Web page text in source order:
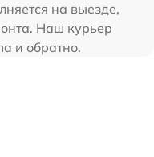
на выезде,
Наш курьер
и обратно.